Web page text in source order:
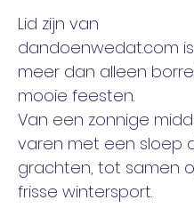
Lid zijn van
dandoenwedat.com
meer dan alleen
mooie feesten.
Van een zonnige
varen met een sloep
grachten, tot samen
frisse wintersport.